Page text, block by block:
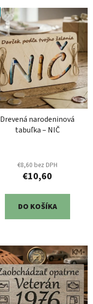
Drevená narodeninová
tabuľka – NIČ
€8,60 bez DPH
€10,60
DO KOŠÍKA